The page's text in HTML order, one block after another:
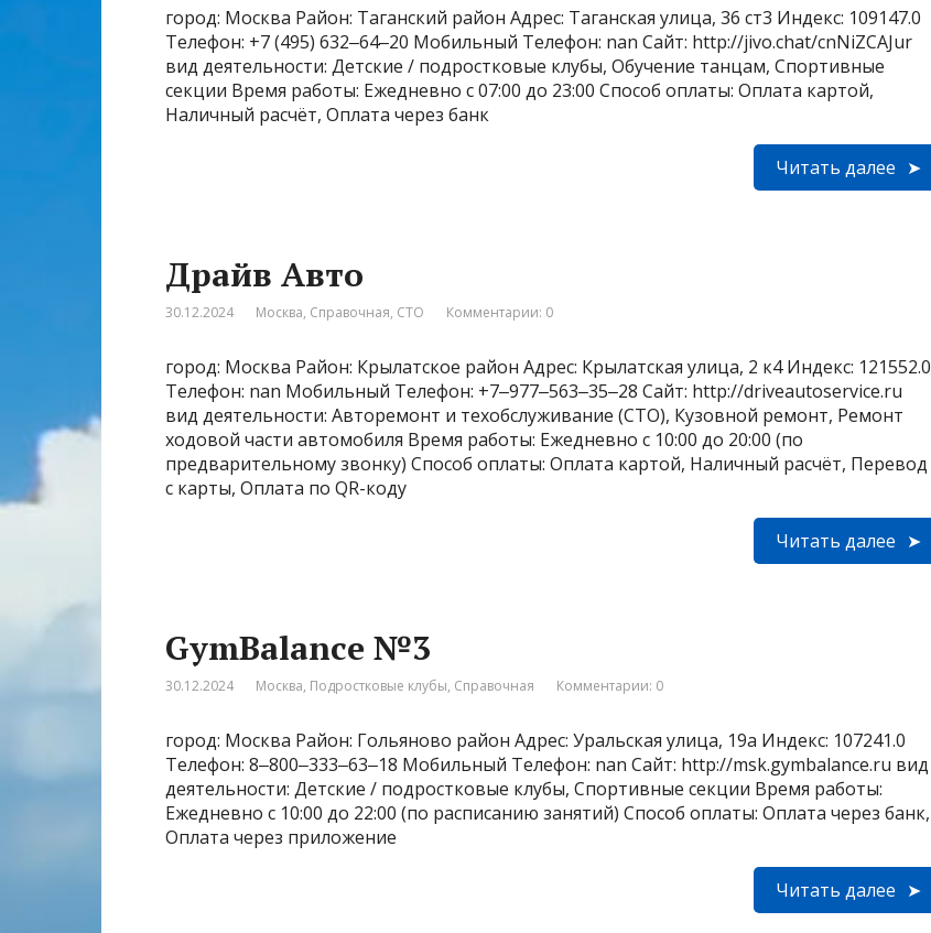
город: Москва Район: Таганский район Адрес: Таганская улица, 36 ст3 Индекс: 109147.0
Телефон: +7 (495) 632‒64‒20 Мобильный Телефон: nan Сайт: http://jivo.chat/cnNiZCAJur
вид деятельности: Детские / подростковые клубы, Обучение танцам, Спортивные
секции Время работы: Ежедневно с 07:00 до 23:00 Способ оплаты: Оплата картой,
Наличный расчёт, Оплата через банк
Читать далее
Драйв Авто
30.12.2024 Москва, Справочная, СТО Комментарии: 0
город: Москва Район: Крылатское район Адрес: Крылатская улица, 2 к4 Индекс: 121552.0
Телефон: nan Мобильный Телефон: +7‒977‒563‒35‒28 Сайт: http://driveautoservice.ru
вид деятельности: Авторемонт и техобслуживание (СТО), Кузовной ремонт, Ремонт
ходовой части автомобиля Время работы: Ежедневно с 10:00 до 20:00 (по
предварительному звонку) Способ оплаты: Оплата картой, Наличный расчёт, Перевод
с карты, Оплата по QR-коду
Читать далее
GymBalance №3
30.12.2024 Москва, Подростковые клубы, Справочная Комментарии: 0
город: Москва Район: Гольяново район Адрес: Уральская улица, 19а Индекс: 107241.0
Телефон: 8‒800‒333‒63‒18 Мобильный Телефон: nan Сайт: http://msk.gymbalance.ru вид
деятельности: Детские / подростковые клубы, Спортивные секции Время работы:
Ежедневно с 10:00 до 22:00 (по расписанию занятий) Способ оплаты: Оплата через банк,
Оплата через приложение
Читать далее